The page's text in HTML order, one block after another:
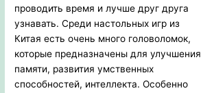
проводить время и лучше друг друга
узнавать. Среди настольных игр из
Китая есть очень много головоломок,
которые предназначены для улучшения
памяти, развития умственных
способностей, интеллекта. Особенно